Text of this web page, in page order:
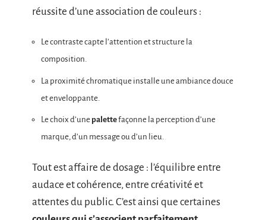
réussite d’une association de couleurs :
Le contraste capte l’attention et structure la
composition.
La proximité chromatique installe une ambiance douce
et enveloppante.
Le choix d’une palettefaçonne la perception d’une
marque, d’un message ou d’un lieu.
Tout est affaire de dosage : l’équilibre entre
audace et cohérence, entre créativité et
attentes du public. C’est ainsi que certaines